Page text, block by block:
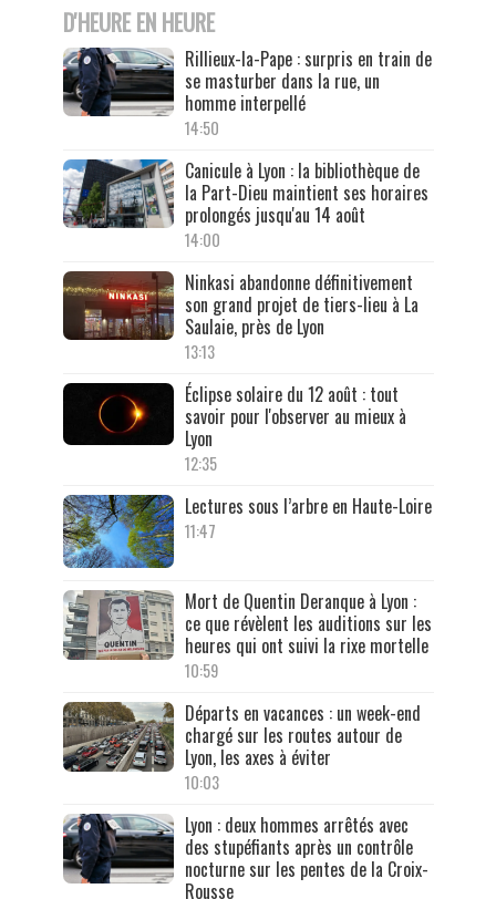
D'HEURE EN HEURE
Rillieux-la-Pape : surpris en train de
se masturber dans la rue, un
homme interpellé
14:50
Canicule à Lyon : la bibliothèque de
la Part-Dieu maintient ses horaires
prolongés jusqu'au 14 août
14:00
Ninkasi abandonne définitivement
son grand projet de tiers-lieu à La
Saulaie, près de Lyon
13:13
Éclipse solaire du 12 août : tout
savoir pour l'observer au mieux à
Lyon
12:35
Lectures sous l’arbre en Haute-Loire
11:47
Mort de Quentin Deranque à Lyon :
ce que révèlent les auditions sur les
heures qui ont suivi la rixe mortelle
10:59
Départs en vacances : un week-end
chargé sur les routes autour de
Lyon, les axes à éviter
10:03
Lyon : deux hommes arrêtés avec
des stupéfiants après un contrôle
nocturne sur les pentes de la Croix-
Rousse